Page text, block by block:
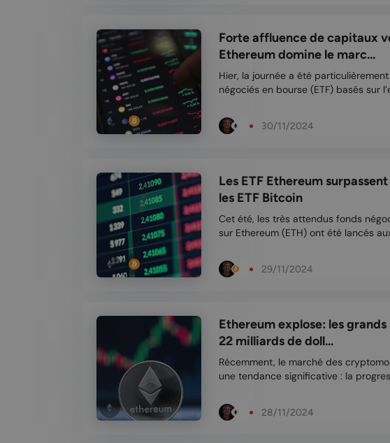
Forte affluence de capitaux
Ethereum domine le marc...
Hier, la journée a été
négociés en bourse (ETF) basés sur
capitaux a été si importante que les
surpassé...30/11/2024
Les ETF Ethereum
les ETF Bitcoin
Cet été, les très attendus fonds
sur Ethereum (ETH) ont été lancés
Bitcoin (BTC), disponibles depuis janvier. Cette semaine
...
29/11/2024
Ethereum explose: les
22 milliards de doll...
Récemment, le marché des
une tendance significative : la
des données de plus en plus
investiss...28/11/2024